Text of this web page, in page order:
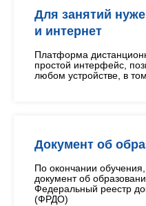
Для занятий
и интернет
Платформа
простой интерфейс,
любом устройстве, в
Документ об
По окончании
документ об
Федеральный реестр
(ФРДО)